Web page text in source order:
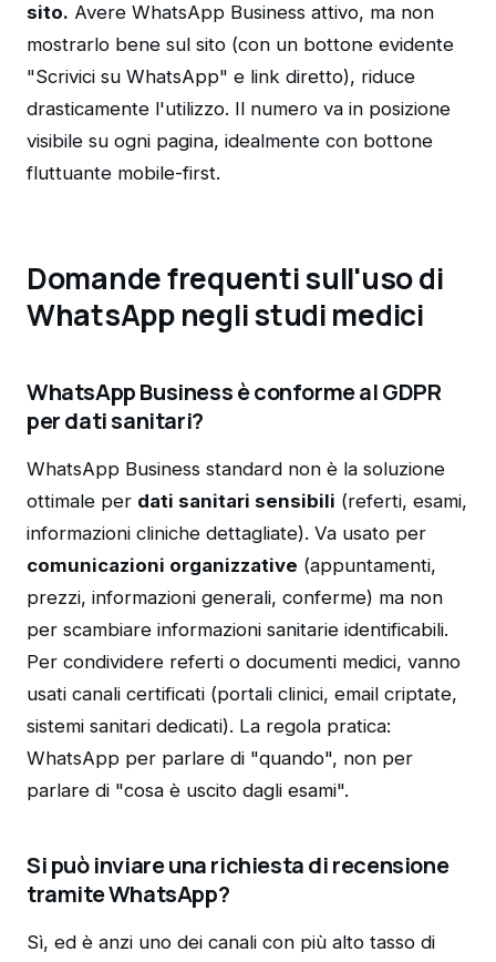
sito. Avere WhatsApp Business attivo, ma non
mostrarlo bene sul sito (con un bottone evidente
"Scrivici su WhatsApp" e link diretto), riduce
drasticamente l'utilizzo. Il numero va in posizione
visibile su ogni pagina, idealmente con bottone
fluttuante mobile-first.
Domande frequenti sull'uso di
WhatsApp negli studi medici
WhatsApp Business è conforme al GDPR
per dati sanitari?
WhatsApp Business standard non è la soluzione
ottimale per dati sanitari sensibili (referti, esami,
informazioni cliniche dettagliate). Va usato per
comunicazioni organizzative (appuntamenti,
prezzi, informazioni generali, conferme) ma non
per scambiare informazioni sanitarie identificabili.
Per condividere referti o documenti medici, vanno
usati canali certificati (portali clinici, email criptate,
sistemi sanitari dedicati). La regola pratica:
WhatsApp per parlare di "quando", non per
parlare di "cosa è uscito dagli esami".
Si può inviare una richiesta di recensione
tramite WhatsApp?
Sì, ed è anzi uno dei canali con più alto tasso di